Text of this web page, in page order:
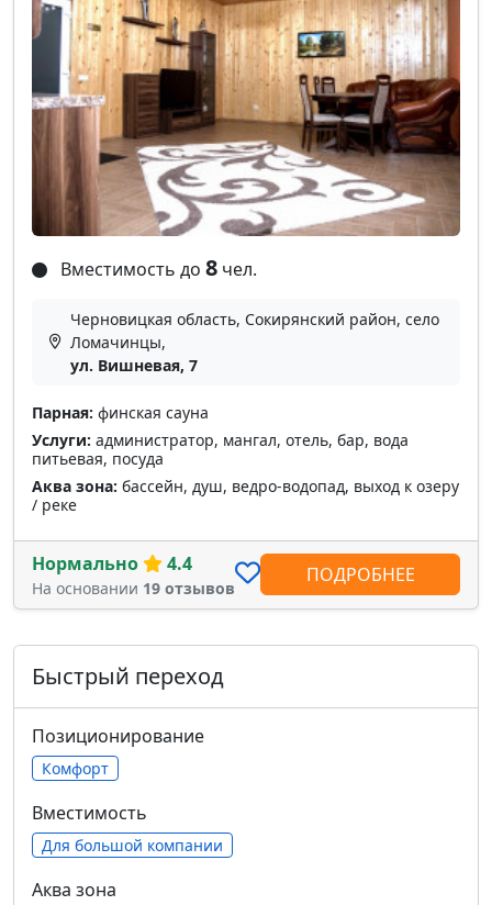
Вместимость до 8 чел.
Черновицкая область, Сокирянский район, село
Ломачинцы,
ул. Вишневая, 7
Парная: финская сауна
Услуги: администратор, мангал, отель, бар, вода
питьевая, посуда
Аква зона: бассейн, душ, ведро-водопад, выход к озеру
/ реке
Нормально 4.4
На основании 19 отзывов
ПОДРОБНЕЕ
Быстрый переход
Позиционирование
Комфорт
Вместимость
Для большой компании
Аква зона